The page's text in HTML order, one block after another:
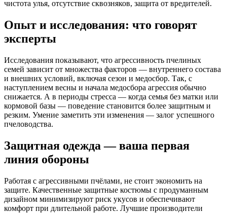
чистота улья, отсутствие сквозняков, защита от вредителей.
Опыт и исследования: что говорят
эксперты
Исследования показывают, что агрессивность пчелиных
семей зависит от множества факторов — внутреннего состава
и внешних условий, включая сезон и медосбор. Так, с
наступлением весны и начала медосбора агрессия обычно
снижается. А в периоды стресса — когда семья без матки или
кормовой базы — поведение становится более защитным и
резким. Умение заметить эти изменения — залог успешного
пчеловодства.
Защитная одежда — ваша первая
линия обороны
Работая с агрессивными пчёлами, не стоит экономить на
защите. Качественные защитные костюмы с продуманным
дизайном минимизируют риск укусов и обеспечивают
комфорт при длительной работе. Лучшие производители